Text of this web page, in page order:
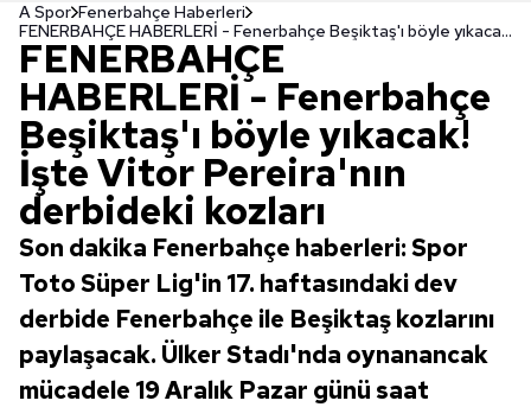
A Spor Fenerbahçe Haberleri
FENERBAHÇE HABERLERİ - Fenerbahçe Beşiktaş'ı böyle yıkacak! İşte Vitor Pereira'nın derbideki kozları
FENERBAHÇE
HABERLERİ - Fenerbahçe
Beşiktaş'ı böyle yıkacak!
İşte Vitor Pereira'nın
derbideki kozları
Son dakika Fenerbahçe haberleri: Spor
Toto Süper Lig'in 17. haftasındaki dev
derbide Fenerbahçe ile Beşiktaş kozlarını
paylaşacak. Ülker Stadı'nda oynanancak
mücadele 19 Aralık Pazar günü saat